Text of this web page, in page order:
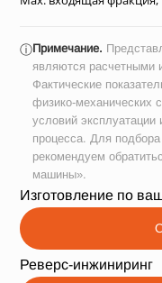
ⓘПримечание.
являются расчетными
Фактические
физико-механических
условий эксплуатации
процесса. Для
рекомендуем
машины».
Изготовление по
Реверс-инжиниринг